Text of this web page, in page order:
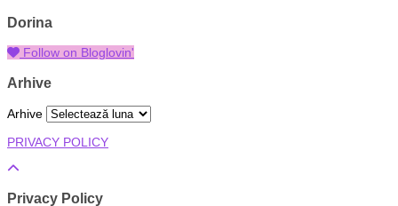
Dorina
Follow on Bloglovin'
Arhive
Arhive
PRIVACY POLICY
Privacy Policy